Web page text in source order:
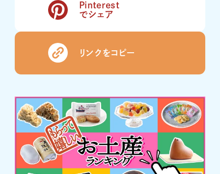
Pinterest
でシェア
リンクをコピー